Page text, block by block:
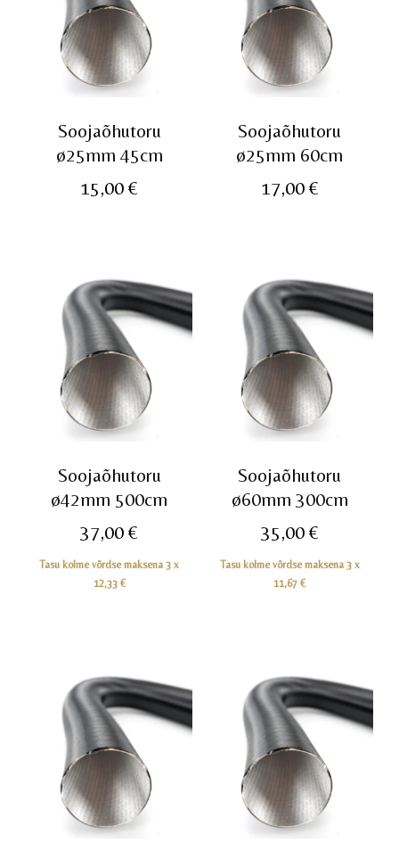
Soojaõhutoru
ø25mm 45cm
15,00€
Soojaõhutoru
ø25mm 60cm
17,00 €
Soojaõhutoru
ø42mm 500cm
37,00€
Tasu kolme võrdse maksena 3 x
12,33 €
Soojaõhutoru
ø60mm 300cm
35,00 €
Tasu kolme võrdse maksena 3 x
11,67€